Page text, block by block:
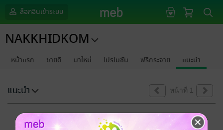
ล็อกอินเข้าระบบ
NAKKHIDKOM
หน้าแรก ขายดี มาใหม่ โปรโมชัน ฟรีกระจาย แนะนำ
แนะนำ หน้าที่ 1